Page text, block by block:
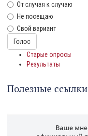
От случая к случаю
Не посещаю
Свой вариант
Варианты
Голос
Старые опросы
Результаты
Полезные ссылки